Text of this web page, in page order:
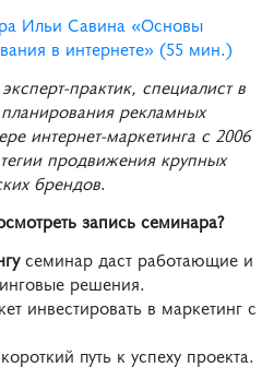
Ильи Савина «Основы
в интернете» (55 мин.)
практик, специалист в
планирования рекламных
интернет-маркетинга с 2006
продвижения крупных
брендов.
запись семинара?
семинар даст работающие и
решения.
инвестировать в маркетинг с
путь к успеху проекта.